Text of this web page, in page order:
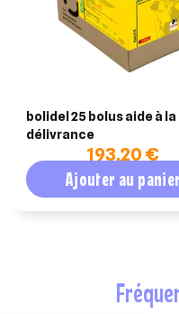
bolidel 25 bolus aide à la
délivrance
193,20 €
Ajouter au panier